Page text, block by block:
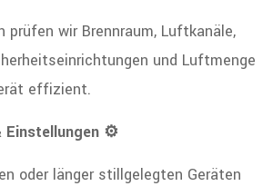
prüfen wir Brennraum, Luftkanäle,
und Luftmenge
effizient.
Einstellungen ⚙️
oder länger stillgelegten Geräten